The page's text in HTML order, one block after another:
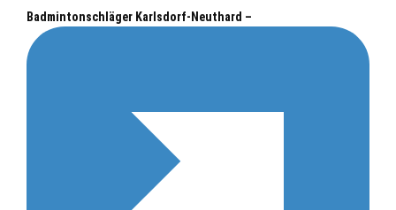
Badmintonschläger Karlsdorf-Neuthard –